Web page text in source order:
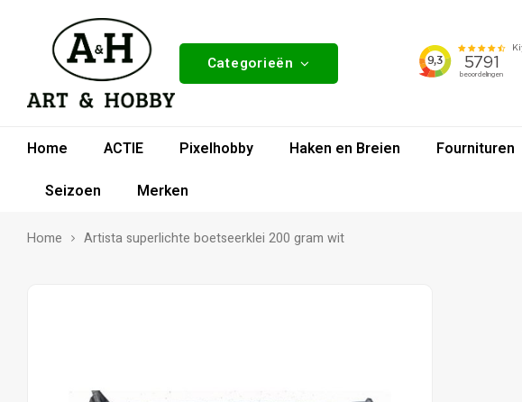
Categorieën
Home ACTIE Pixelhobby Haken en Breien Fournituren
Seizoen
Merken
Home Artista superlichte boetseerklei 200 gram wit